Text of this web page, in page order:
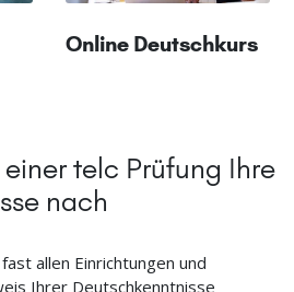
Online Deutschkurs
telc Prüfung Ihre
nach
allen Einrichtungen und
Ihrer Deutschkenntnisse